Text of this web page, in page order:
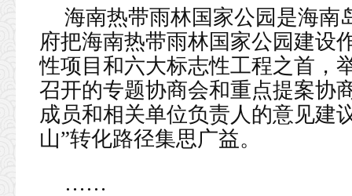
海南热带雨林国家公园是海南
府把海南热带雨林国家公园建设
性项目和六大标志性工程之首，
召开的专题协商会和重点提案协
成员和相关单位负责人的意见建
山”转化路径集思广益。
……